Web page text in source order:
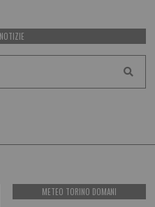
METEO TORINO DOMANI